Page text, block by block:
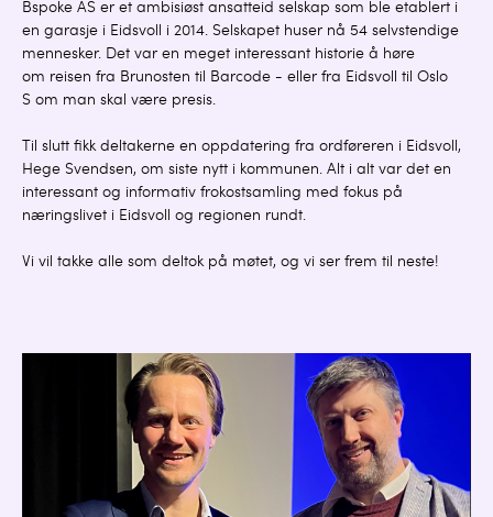
Bspoke AS er et ambisiøst ansatteid selskap som ble etablert i
en garasje i Eidsvoll i 2014. Selskapet huser nå 54 selvstendige
mennesker. Det var en meget interessant historie å høre
om reisen fra Brunosten til Barcode - eller fra Eidsvoll til Oslo
S om man skal være presis.
Til slutt fikk deltakerne en oppdatering fra ordføreren i Eidsvoll,
Hege Svendsen, om siste nytt i kommunen. Alt i alt var det en
interessant og informativ frokostsamling med fokus på
næringslivet i Eidsvoll og regionen rundt.
Vi vil takke alle som deltok på møtet, og vi ser frem til neste!